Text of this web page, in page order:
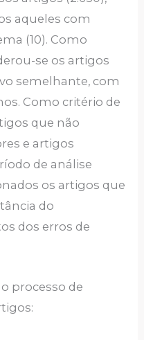
aqueles com
(10). Como
se os artigos
semelhante, com
Como critério de
que não
e artigos
de análise
os artigos que
do
dos erros de
processo de